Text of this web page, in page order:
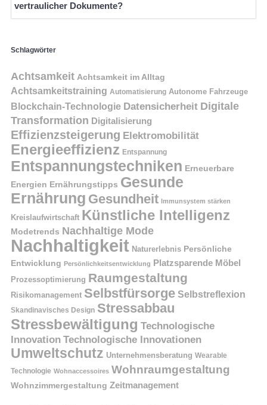
vertraulicher Dokumente?
Schlagwörter
Achtsamkeit Achtsamkeit im Alltag
Achtsamkeitstraining Automatisierung Autonome Fahrzeuge
Blockchain-Technologie Datensicherheit Digitale
Transformation Digitalisierung
Effizienzsteigerung Elektromobilität
Energieeffizienz Entspannung
Entspannungstechniken Erneuerbare
Energien Ernährungstipps Gesunde
Ernährung Gesundheit Immunsystem stärken
Kreislaufwirtschaft Künstliche Intelligenz
Modetrends Nachhaltige Mode
Nachhaltigkeit Naturerlebnis Persönliche
Entwicklung Persönlichkeitsentwicklung Platzsparende Möbel
Prozessoptimierung Raumgestaltung
Risikomanagement Selbstfürsorge Selbstreflexion
Skandinavisches Design Stressabbau
Stressbewältigung Technologische
Innovation Technologische Innovationen
Umweltschutz Unternehmensberatung Wearable
Technologie Wohnaccessoires Wohnraumgestaltung
Wohnzimmergestaltung Zeitmanagement